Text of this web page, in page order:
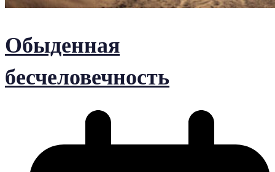
Обыденная
бесчеловечность